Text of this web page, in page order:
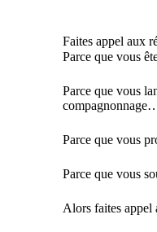
Faites appel aux
Parce que vous
Parce que vous
Parce que vous
Parce que vous
Alors faites appel